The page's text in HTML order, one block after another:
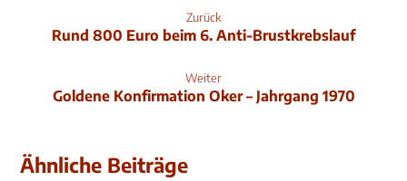
Zurück
Rund 800 Euro beim 6. Anti-Brustkrebslauf
Weiter
Goldene Konfirmation Oker – Jahrgang 1970
Ähnliche Beiträge